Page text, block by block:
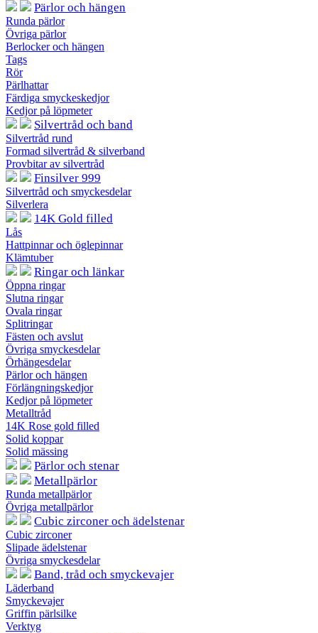
Pärlor och hängen
Runda pärlor
Övriga pärlor
Berlocker och hängen
Tags
Rör
Pärlhattar
Färdiga smyckeskedjor
Kedjor på löpmeter
Silvertråd och band
Silvertråd rund
Formad silvertråd & silverband
Provbitar av silvertråd
Finsilver 999
Silvertråd och smyckesdelar
Silverlera
14K Gold filled
Lås
Hattpinnar och öglepinnar
Klämtuber
Ringar och länkar
Öppna ringar
Slutna ringar
Ovala ringar
Splitringar
Fästen och avslut
Övriga smyckesdelar
Örhängesdelar
Pärlor och hängen
Förlängningskedjor
Kedjor på löpmeter
Metalltråd
14K Rose gold filled
Solid koppar
Solid mässing
Pärlor och stenar
Metallpärlor
Runda metallpärlor
Övriga metallpärlor
Cubic zirconer och ädelstenar
Cubic zirconer
Slipade ädelstenar
Övriga smyckesdelar
Band, tråd och smyckevajer
Läderband
Smyckevajer
Griffin pärlsilke
Verktyg